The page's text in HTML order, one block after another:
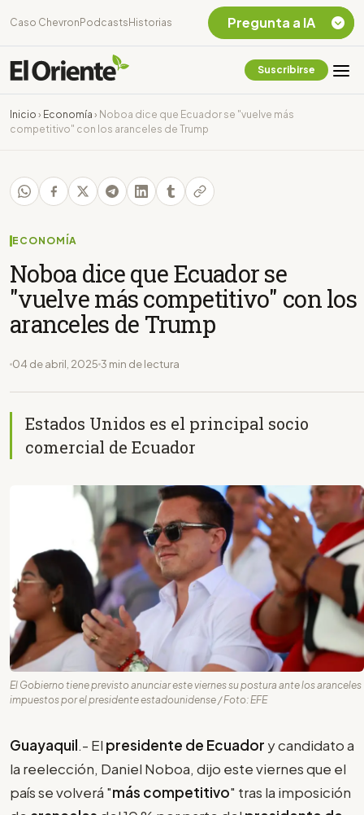
Caso Chevron Podcasts Historias
Suscribirse
Inicio › Economía › Noboa dice que Ecuador se "vuelve más
competitivo" con los aranceles de Trump
ECONOMÍA
Noboa dice que Ecuador se
"vuelve más competitivo" con los
aranceles de Trump
04 de abril, 2025 3 min de lectura
Estados Unidos es el principal socio
comercial de Ecuador
El Gobierno tiene previsto anunciar este viernes su postura ante los aranceles
impuestos por el presidente estadounidense / Foto: EFE
Guayaquil.- El presidente de Ecuador y candidato a
la reelección, Daniel Noboa, dijo este viernes que el
país se volverá "más competitivo" tras la imposición
Pregunta a IA
Chevron Ecuador